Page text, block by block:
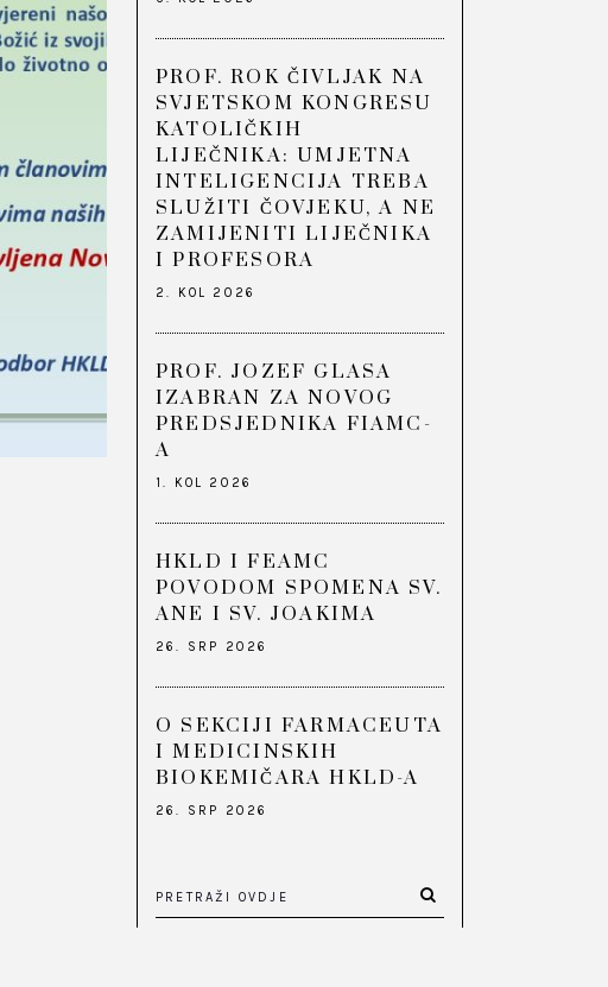
PROF. ROK ČIVLJAK NA
SVJETSKOM KONGRESU
KATOLIČKIH
LIJEČNIKA: UMJETNA
INTELIGENCIJA TREBA
SLUŽITI ČOVJEKU, A NE
ZAMIJENITI LIJEČNIKA
I PROFESORA
2. KOL 2026
PROF. JOZEF GLASA
IZABRAN ZA NOVOG
PREDSJEDNIKA FIAMC-
A
1. KOL 2026
HKLD I FEAMC
POVODOM SPOMENA SV.
ANE I SV. JOAKIMA
26. SRP 2026
O SEKCIJI FARMACEUTA
I MEDICINSKIH
BIOKEMIČARA HKLD-A
26. SRP 2026